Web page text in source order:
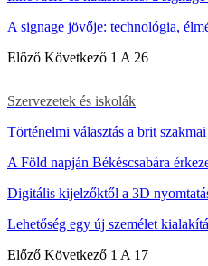
A signage jövője: technológia,
Előző Következő 1 A 26
Szervezetek és iskolák
Történelmi választás a brit
A Föld napján Békéscsabára
Digitális kijelzőktől a 3D
Lehetőség egy új személet
Előző Következő 1 A 17